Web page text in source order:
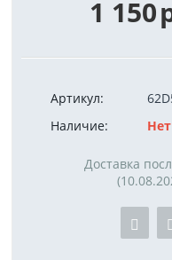
1 150
Артикул:
Наличие:
Доставка